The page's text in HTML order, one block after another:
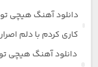
دانلود آهنگ هیچی
کاری کردم با دلم
دانلود آهنگ هیچی